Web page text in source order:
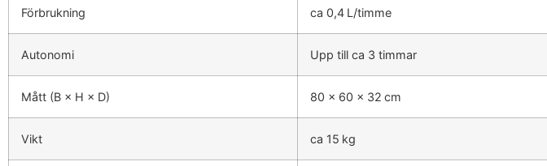
Förbrukning ca 0,4 L/timme
Autonomi Upp till ca 3 timmar
Mått (B × H × D) 80 × 60 × 32 cm
Vikt ca 15 kg